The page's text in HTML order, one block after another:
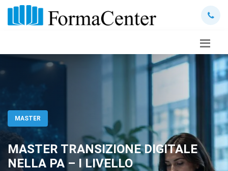
MASTER
MASTER TRANSIZIONE DIGITALE
NELLA PA – I LIVELLO